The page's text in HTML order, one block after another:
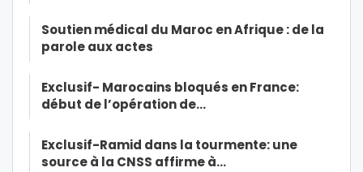
Soutien médical du Maroc en Afrique : de la
parole aux actes
Exclusif- Marocains bloqués en France:
début de l’opération de…
Exclusif-Ramid dans la tourmente: une
source à la CNSS affirme à…